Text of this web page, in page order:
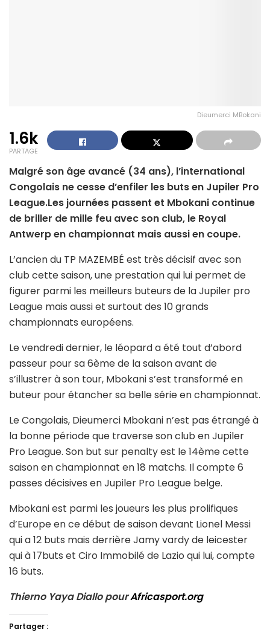
Dieumerci MBokani
1.6k
PARTAGE
Malgré son âge avancé (34 ans), l’international
Congolais ne cesse d’enfiler les buts en Jupiler Pro
League.Les journées passent et Mbokani continue
de briller de mille feu avec son club, le Royal
Antwerp en championnat mais aussi en coupe.
L’ancien du TP MAZEMBÉ est très décisif avec son
club cette saison, une prestation qui lui permet de
figurer parmi les meilleurs buteurs de la Jupiler pro
League mais aussi et surtout des 10 grands
championnats européens.
Le vendredi dernier, le léopard a été tout d’abord
passeur pour sa 6ème de la saison avant de
s’illustrer à son tour, Mbokani s’est transformé en
buteur pour étancher sa belle série en championnat.
Le Congolais, Dieumerci Mbokani n’est pas étrangé à
la bonne période que traverse son club en Jupiler
Pro League. Son but sur penalty est le 14ème cette
saison en championnat en 18 matchs. Il compte 6
passes décisives en Jupiler Pro League belge.
Mbokani est parmi les joueurs les plus prolifiques
d’Europe en ce début de saison devant Lionel Messi
qui a 12 buts mais derrière Jamy vardy de leicester
qui à 17buts et Ciro Immobilé de Lazio qui lui, compte
16 buts.
Thierno Yaya Diallo pourAfricasport.org
Partager :